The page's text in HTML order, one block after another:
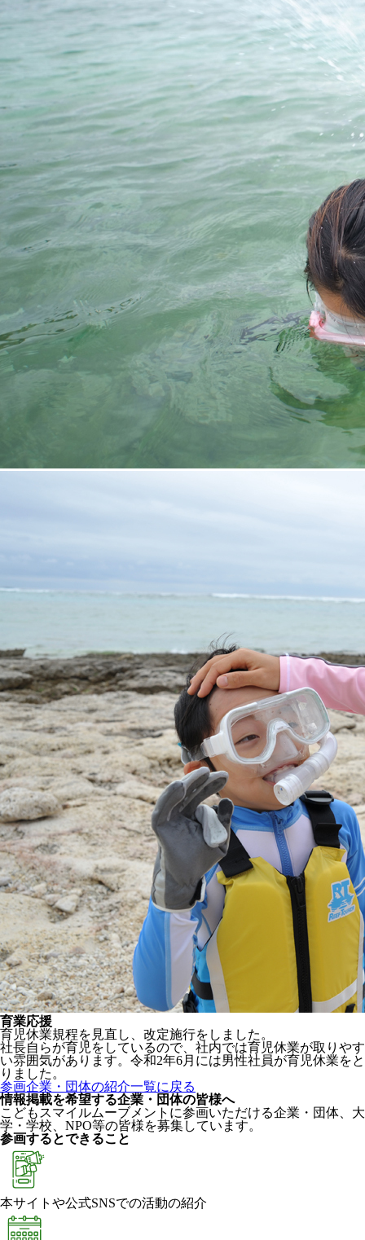
育業応援
育児休業規程を見直し、改定施行をしました。
社長自らが育児をしているので、社内では育児休業が取りやす
い雰囲気があります。令和2年6月には男性社員が育児休業をと
りました。
参画企業・団体の紹介一覧に戻る
情報掲載を希望する企業・団体の皆様へ
こどもスマイルムーブメントに参画いただける企業・団体、大
学・学校、NPO等の皆様を募集しています。
参画するとできること
本サイトや公式SNSでの活動の紹介